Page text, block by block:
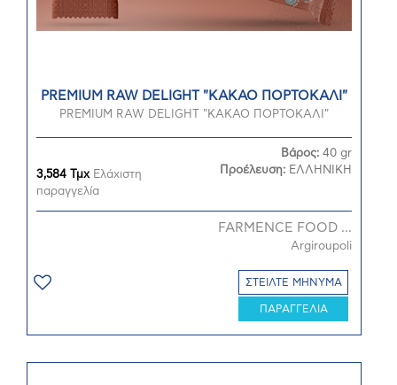
PREMIUM RAW DELIGHT "ΚΑΚΑΟ ΠΟΡΤΟΚΑΛΙ"
PREMIUM RAW DELIGHT "ΚΑΚΑΟ ΠΟΡΤΟΚΑΛΙ"
3,584 ΤμχΕλάχιστη
παραγγελία
Βάρος: 40 gr
Προέλευση: ΕΛΛΗΝΙΚΗ
FARMENCE FOOD ...
Argiroupoli
ΣΤΕΙΛΤΕ ΜΗΝΥΜΑ
ΠΑΡΑΓΓΕΛΙΑ